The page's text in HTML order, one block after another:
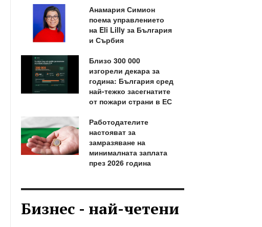
Анамария Симион
поема управлението
на Eli Lilly за България
и Сърбия
Близо 300 000
изгорели декара за
година: България сред
най-тежко засегнатите
от пожари страни в ЕС
Работодателите
настояват за
замразяване на
минималната заплата
през 2026 година
Бизнес - най-четени